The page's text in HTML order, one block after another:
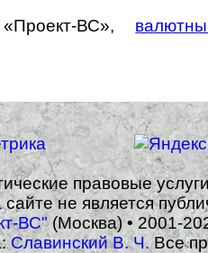
ВС»,
правовые
не является
ВС"(Москва) • 2001-
Славинский В. Ч.Все